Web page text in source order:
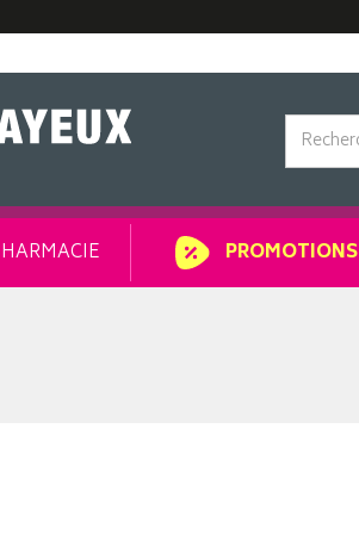
PROMOTIONS